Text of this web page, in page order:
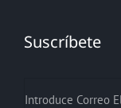
Suscríbete